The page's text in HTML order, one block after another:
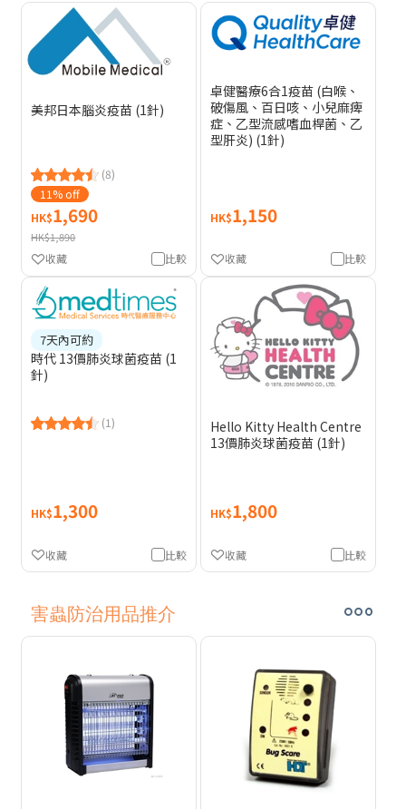
美邦日本腦炎疫苗 (1針)
(8)
11% off
HK$1,690
HK$1,890
比較
收藏
卓健醫療6合1疫苗 (白喉、
破傷風、百日咳、小兒麻痺
症、乙型流感嗜血桿菌、乙
型肝炎) (1針)
HK$1,150
比較
收藏
7天內可約
時代 13價肺炎球菌疫苗 (1
針)
(1)
HK$1,300
比較
收藏
Hello Kitty Health Centre
13價肺炎球菌疫苗 (1針)
HK$1,800
比較
收藏
害蟲防治用品推介